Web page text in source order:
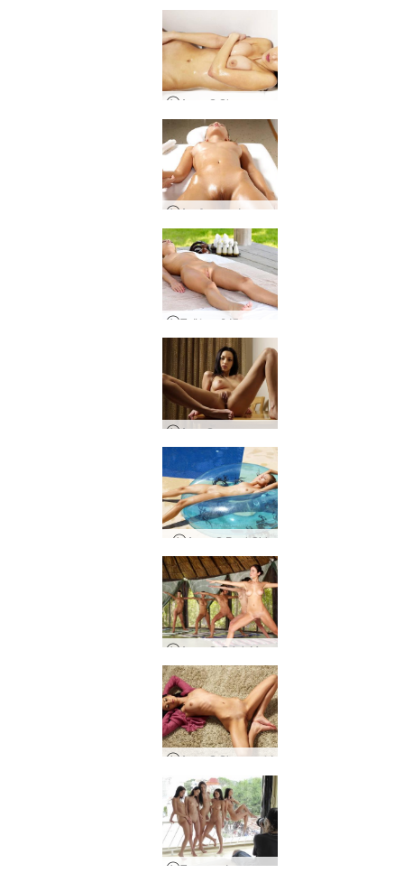
Αισθησιακό μασάζ με λάδι
AnnaS στο τραπέζι της κουζίνας
Anna S Pool Girl
Anna S, Brigi, Melissa, Muriel, Suzie Carina και Suzie
Anna S Shag χαλί
Παρασκήνια στο Μεξικό